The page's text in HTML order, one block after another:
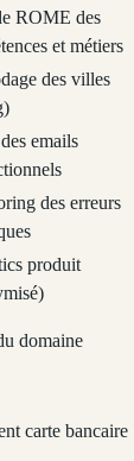
ROME des
et métiers
des villes
emails
des erreurs
produit
domaine
carte bancaire